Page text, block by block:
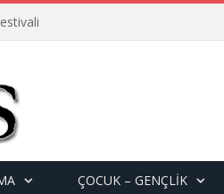
ÇOCUK – GENÇLIK